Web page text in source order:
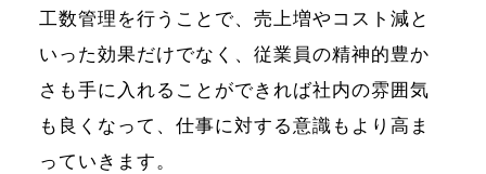
工数管理を行うことで、売上増やコスト減と
いった効果だけでなく、従業員の精神的豊か
さも手に入れることができれば社内の雰囲気
も良くなって、仕事に対する意識もより高ま
っていきます。